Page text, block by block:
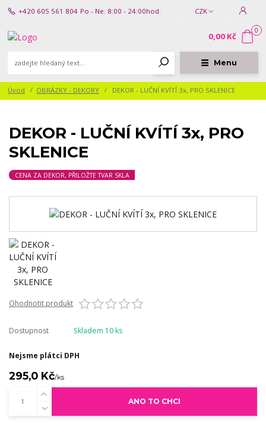
Menu
CZK
+420 605 561 804 Po - Ne: 8:00 - 24:00hod.
0
0,00 Kč
Úvod OBRÁZKY - DEKORY DEKOR - LUČNÍ KVÍTÍ 3x, PRO SKLENICE
DEKOR - LUČNÍ KVÍTÍ 3x, PRO
SKLENICE
CENA ZA DEKOR, PŘILOŽTE TVAR SKLA
Ohodnotit produkt
Dostupnost Skladem 10 ks
Nejsme plátci DPH
295,0 Kč/ks
ANO TO CHCI